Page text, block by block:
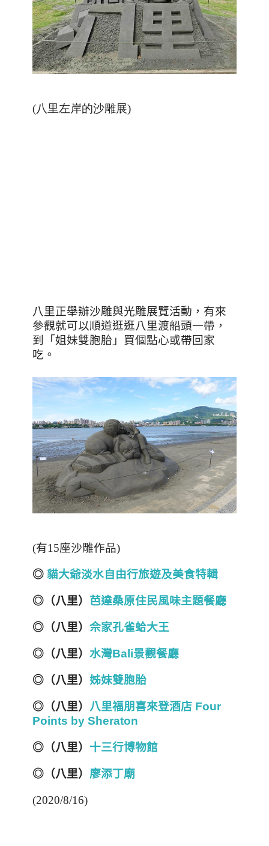
(八里左岸的沙雕展)
八里正舉辦沙雕與光雕展覽活動，有來
參觀就可以順道逛逛八里渡船頭一帶，
到「姐妹雙胞胎」買個點心或帶回家
吃。
(有15座沙雕作品)
◎ 貓大爺淡水自由行旅遊及美食特輯
◎（八里） 芭達桑原住民風味主題餐廳
◎（八里） 佘家孔雀蛤大王
◎（八里） 水灣Bali景觀餐廳
◎（八里） 姊妹雙胞胎
◎（八里） 八里福朋喜來登酒店 Four
Points by Sheraton
◎（八里） 十三行博物館
◎（八里） 廖添丁廟
(2020/8/16)